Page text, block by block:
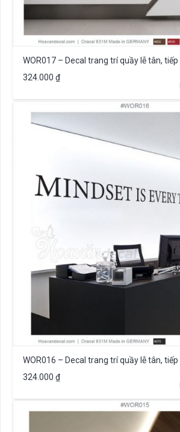
WOR017 – Decal trang trí quầy lễ tân, tiếp
324.000 ₫
WOR016 – Decal trang trí quầy lễ tân, tiếp
324.000 ₫